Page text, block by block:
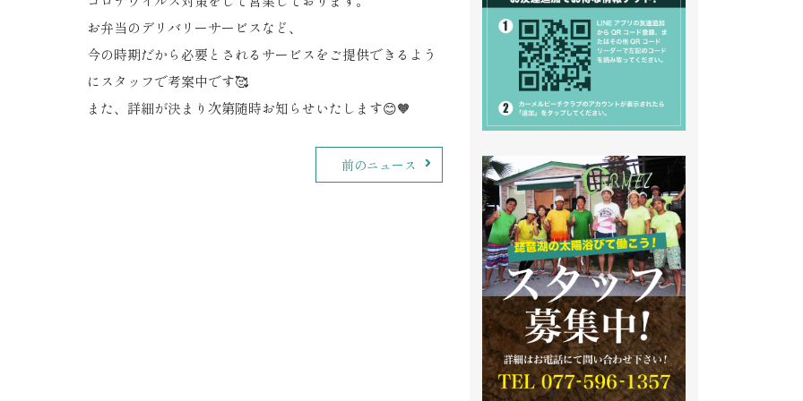
お弁当のデリバリーサービスなど、
今の時期だから必要とされるサービスをご提供できるよう
にスタッフで考案中です🥰
また、詳細が決まり次第随時お知らせいたします😊🧡
前のニュース